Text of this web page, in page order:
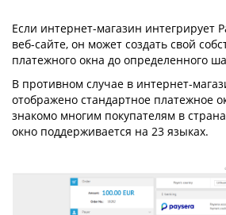
Если интернет-магазин интегрирует
веб-сайте, он может создать свой
платежного окна до определенного
В противном случае в интернет-
отображено стандартное платежное
знакомо многим покупателям в
окно поддерживается на 23 языках.